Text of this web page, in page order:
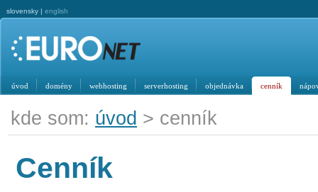
slovensky | english
úvod domény webhosting serverhosting objednávka cenník
kde som: úvod > cenník
Cenník